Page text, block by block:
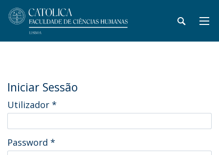
Iniciar Sessão
Utilizador *
Password *